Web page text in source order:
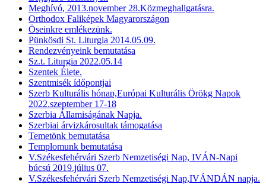
Meghívó, 2013.november 28.Közmeghallgatásra.
Orthodox Faliképek Magyarországon
Öseinkre emlékezünk.
Pünkösdi St. Liturgia 2014.05.09.
Rendezvényeink bemutatása
Sz.t. Liturgia 2022.05.14
Szentek Élete.
Szentmisék ídőpontjai
Szerb Kulturális hónap,Európai Kulturális Örökg Napok
2022.szeptember 17-18
Szerbia Államiságának Napja.
Szerbiai árvizkárosultak támogatása
Temetönk bemutatása
Templomunk bemutatása
V.Székesfehérvári Szerb Nemzetiségi Nap, IVÁN-Napi
búcsú 2019.július 07.
V.Székesfehérvári Szerb Nemzetiségi Nap,IVÁNDÁN napja.